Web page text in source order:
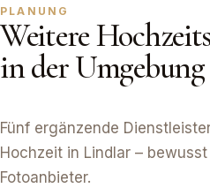
PLANUNG
Weitere
in der Umgebung
Fünf ergänzende
Hochzeit in Lindlar –
Fotoanbieter.